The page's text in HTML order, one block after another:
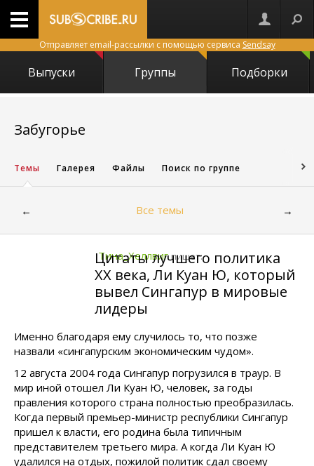
Отправляет email-рассылки с помощью сервиса Sendsay
Выпуски Группы Подборки
Забугорье
Темы Галерея Файлы Поиск по группе
← Все темы →
Тина_Хеллвиг пишет:
Цитаты лучшего политика
ХХ века, Ли Куан Ю, который
вывел Сингапур в мировые
лидеры
Именно благодаря ему случилось то, что позже
назвали «сингапурским экономическим чудом».
12 августа 2004 года Сингапур погрузился в траур. В
мир иной отошел Ли Куан Ю, человек, за годы
правления которого страна полностью преобразилась.
Когда первый премьер-министр республики Сингапур
пришел к власти, его родина была типичным
представителем третьего мира. А когда Ли Куан Ю
удалился на отдых, пожилой политик сдал своему